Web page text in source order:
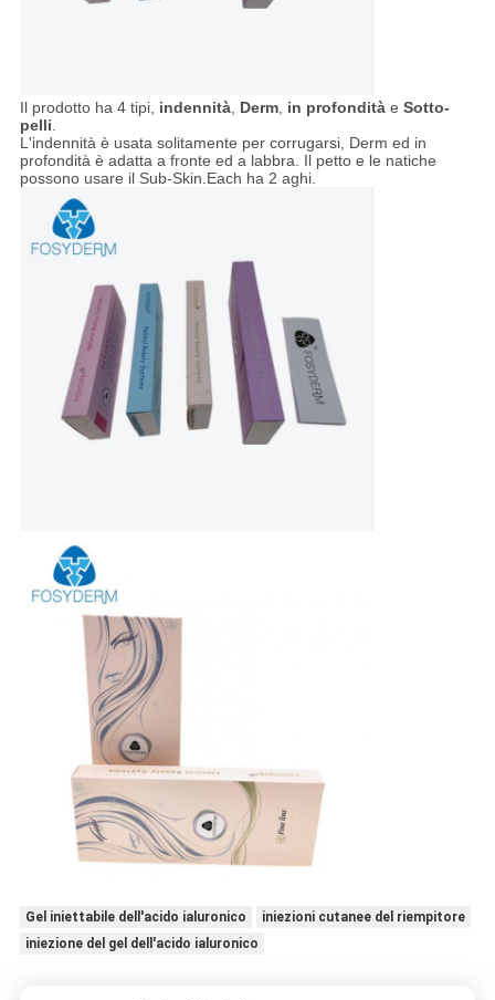
Il prodotto ha 4 tipi, indennità, Derm, in profonditàe Sotto-
pelli
L'indennità è usata solitamente per corrugarsi, Derm ed in
profondità è adatta a fronte ed a labbra. Il petto e le natiche
possono usare il Sub-Skin.Each ha 2 aghi.
Gel iniettabile dell'acido ialuronico
iniezioni cutanee del riempitore
iniezione del gel dell'acido ialuronico